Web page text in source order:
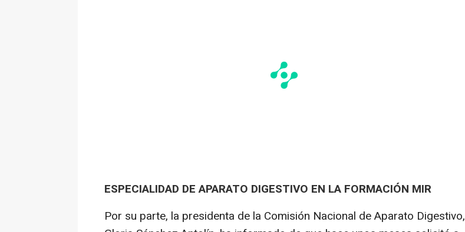
ESPECIALIDAD DE APARATO DIGESTIVO EN LA FORMACIÓN MIR
Por su parte, la presidenta de la Comisión Nacional de Aparato Digestivo,